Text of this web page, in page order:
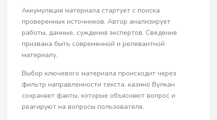
Аккумуляция материала стартует с поиска
проверенных источников. Автор анализирует
работы, данные, суждения экспертов. Сведения
призвана быть современной и релевантной
материалу.
Выбор ключевого материала происходит через
фильтр направленности текста. казино Вулкан
сохраняет факты, которые объясняют вопрос и
реагируют на вопросы пользователя.